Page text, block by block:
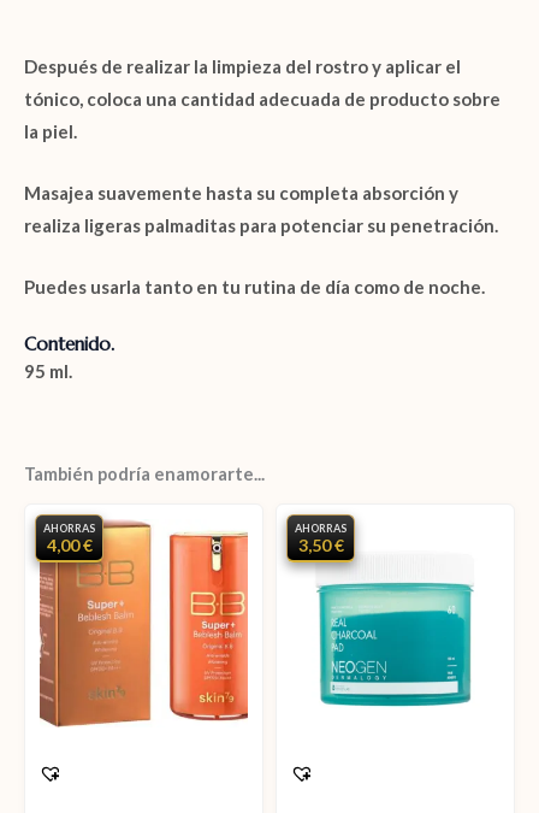
Después de realizar la limpieza del rostro y aplicar el
tónico, coloca una cantidad adecuada de producto sobre
la piel.
Masajea suavemente hasta su completa absorción y
realiza ligeras palmaditas para potenciar su penetración.
Puedes usarla tanto en tu rutina de día como de noche.
Contenido.
95 ml.
También podría enamorarte...
AHORRAS
4,00 €
AHORRAS
3,50 €